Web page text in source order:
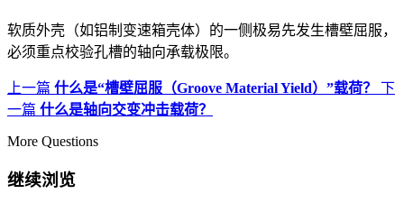
软质外壳（如铝制变速箱壳体）的一侧极易先发生槽壁屈服，
必须重点校验孔槽的轴向承载极限。
上一篇 什么是“槽壁屈服（Groove Material Yield）”载荷？
下
一篇 什么是轴向交变冲击载荷？
More Questions
继续浏览